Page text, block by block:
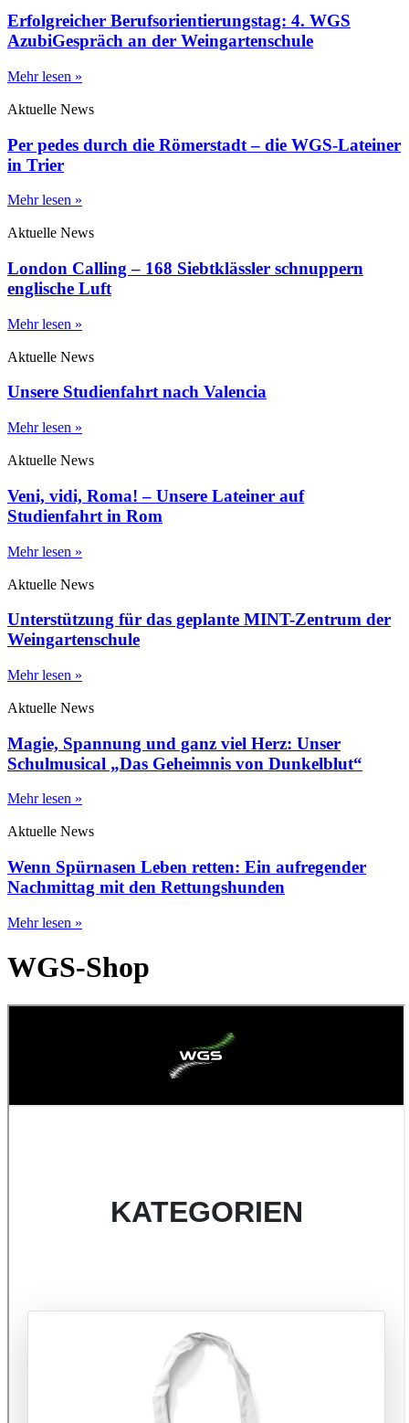
Erfolgreicher Berufsorientierungstag: 4. WGS
AzubiGespräch an der Weingartenschule
Mehr lesen »
Aktuelle News
Per pedes durch die Römerstadt – die WGS-Lateiner
in Trier
Mehr lesen »
Aktuelle News
London Calling – 168 Siebtklässler schnuppern
englische Luft
Mehr lesen »
Aktuelle News
Unsere Studienfahrt nach Valencia
Mehr lesen »
Aktuelle News
Veni, vidi, Roma! – Unsere Lateiner auf
Studienfahrt in Rom
Mehr lesen »
Aktuelle News
Unterstützung für das geplante MINT-Zentrum der
Weingartenschule
Mehr lesen »
Aktuelle News
Magie, Spannung und ganz viel Herz: Unser
Schulmusical „Das Geheimnis von Dunkelblut“
Mehr lesen »
Aktuelle News
Wenn Spürnasen Leben retten: Ein aufregender
Nachmittag mit den Rettungshunden
Mehr lesen »
WGS-Shop